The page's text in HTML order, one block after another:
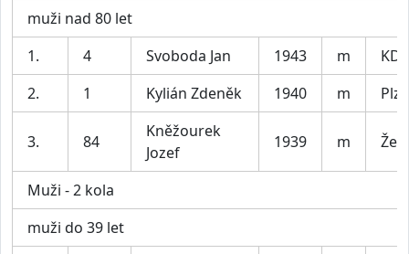
muži nad 80 let
1.
4 Svoboda Jan 1943 m
KD
2.
1 Kylián Zdeněk 1940 m
3. 84
Kněžourek
Jozef
1939 m
Muži - 2 kola
muži do 39 let